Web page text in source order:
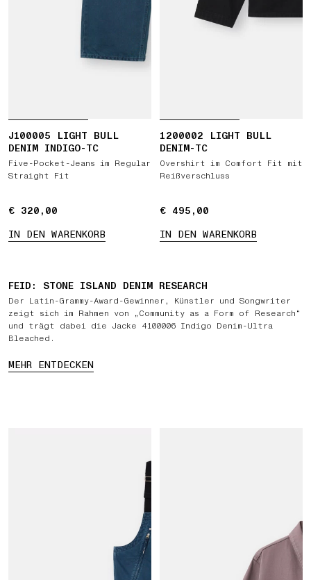
J100005 LIGHT BULL
DENIM INDIGO-TC
Five-Pocket-Jeans im Regular
Straight Fit
€ 320,00
€ 320,00
IN DEN WARENKORB
1200002 LIGHT BULL
DENIM-TC
Overshirt im Comfort Fit mit
Reißverschluss
€ 495,00
€ 495,00
IN DEN WARENKORB
VERFÜGBARE PRODUKTE
FEID: STONE ISLAND DENIM RESEARCH
Der Latin-Grammy-Award-Gewinner, Künstler und Songwriter
zeigt sich im Rahmen von „Community as a Form of Research“
und trägt dabei die Jacke 4100006 Indigo Denim-Ultra
Bleached.
MEHR ENTDECKEN